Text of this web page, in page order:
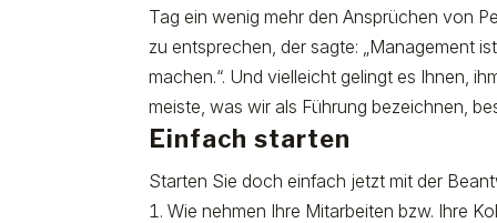
Tag ein wenig mehr den Ansprüchen von
zu entsprechen, der sagte: „Management
machen.“. Und vielleicht gelingt es Ihnen,
meiste, was wir als Führung bezeichnen,
Einfach starten
Starten Sie doch einfach jetzt mit der
Wie nehmen Ihre Mitarbeiten bzw. Ihre